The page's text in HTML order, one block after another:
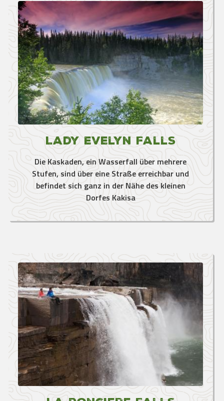
Lady Evelyn Falls
Die Kaskaden, ein Wasserfall über mehrere
Stufen, sind über eine Straße erreichbar und
befindet sich ganz in der Nähe des kleinen
Dorfes Kakisa